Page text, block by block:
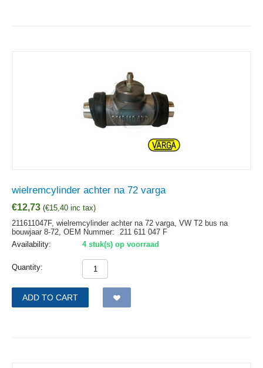
wielremcylinder achter na 72 varga
€12,73 (€15,40 inc tax)
211611047F, wielremcylinder achter na 72 varga, VW T2 bus na
bouwjaar 8-72, OEM Nummer:
211 611 047 F
Availability:
4 stuk(s) op voorraad
Quantity:
ADD TO CART